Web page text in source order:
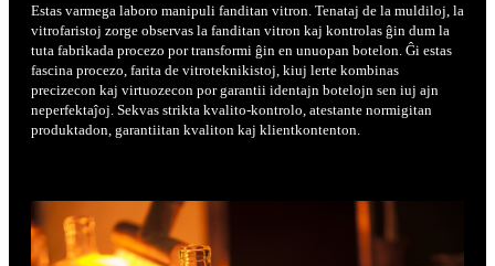
Estas varmega laboro manipuli fanditan vitron. Tenataj de la muldiloj, la
vitrofaristoj zorge observas la fanditan vitron kaj kontrolas ĝin dum la
tuta fabrikada procezo por transformi ĝin en unuopan botelon. Ĝi estas
fascina procezo, farita de vitroteknikistoj, kiuj lerte kombinas
precizecon kaj virtuozecon por garantii identajn botelojn sen iuj ajn
neperfektaĵoj. Sekvas strikta kvalito-kontrolo, atestante normigitan
produktadon, garantiitan kvaliton kaj klientkontenton.